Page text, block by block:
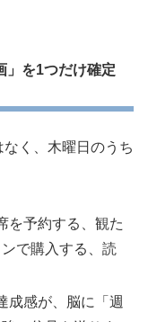
」を1つだけ確定
なく、木曜日のうち
を予約する、観た
で購入する、読
成感が、脳に「週